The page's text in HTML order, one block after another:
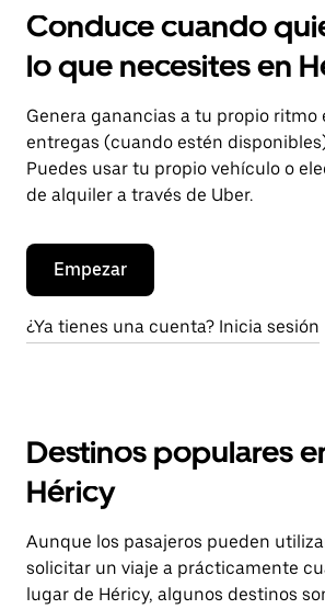
Conduce cuando
lo que necesites en
Genera ganancias a tu propio ritmo
entregas (cuando estén
Puedes usar tu propio vehículo o
de alquiler a través de Uber.
Empezar
¿Ya tienes una cuenta? Inicia sesión
Destinos populares
Héricy
Aunque los pasajeros pueden
solicitar un viaje a prácticamente
lugar de Héricy, algunos destinos